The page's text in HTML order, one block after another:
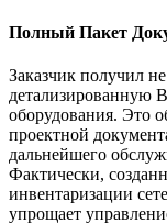
Полный Пакет
Заказчик получил
детализированную
оборудования. Это
проектной
дальнейшего
Фактически,
инвентаризации
упрощает